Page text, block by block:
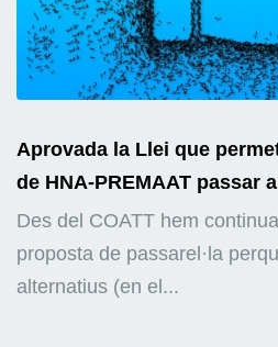
Aprovada la Llei que
de HNA-PREMAAT passar
Des del COATT hem
proposta de passarel·la
alternatius (en el...